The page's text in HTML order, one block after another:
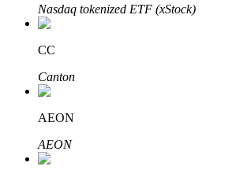
Nasdaq tokenized ETF (xStock)
CC
Canton
AEON
AEON